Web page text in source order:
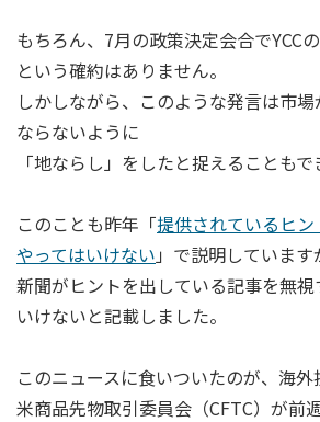
もちろん、7月の政策決定会合でYCC
という確約はありません。
しかしながら、このような発言は市
ならないように
「地ならし」をしたと捉えることもで
このことも昨年「提供されているヒ
やってはいけない 」で説明しています
新聞がヒントを出している記事を無
いけないと記載しました。
このニュースに食いついたのが、海外
米商品先物取引委員会（CFTC）が前